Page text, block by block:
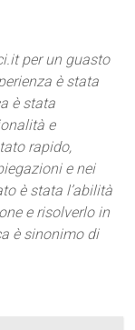
per un guasto
è stata
è stata
e
rapido,
e nei
è stata l’abilità
e risolverlo in
è sinonimo di